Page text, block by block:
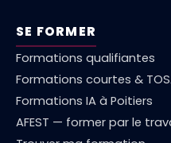
SE FORMER
Formations qualifiantes
Formations courtes &
Formations IA à Poitiers
AFEST — former par le